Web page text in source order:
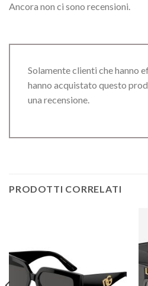
Ancora non ci sono recensioni.
Solamente clienti che hanno
hanno acquistato questo
una recensione.
PRODOTTI CORRELATI